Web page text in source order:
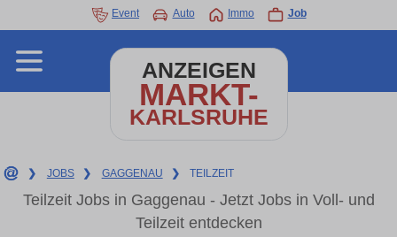
Event Auto Immo Job
ANZEIGEN
MARKT-
KARLSRUHE
❯ JOBS ❯ GAGGENAU ❯ TEILZEIT
Teilzeit Jobs in Gaggenau - Jetzt Jobs in Voll- und
Teilzeit entdecken